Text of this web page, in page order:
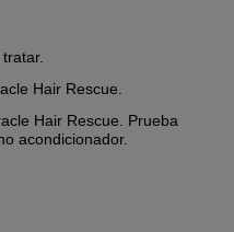
Hair Rescue.
Hair Rescue. Prueba
acondicionador.